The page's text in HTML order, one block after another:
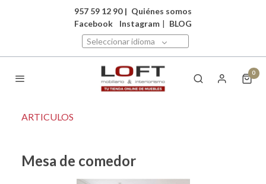
957 59 12 90 | Quiénes somos
Facebook
Instagram | BLOG
Seleccionar idioma
0
ARTICULOS
Mesa de comedor